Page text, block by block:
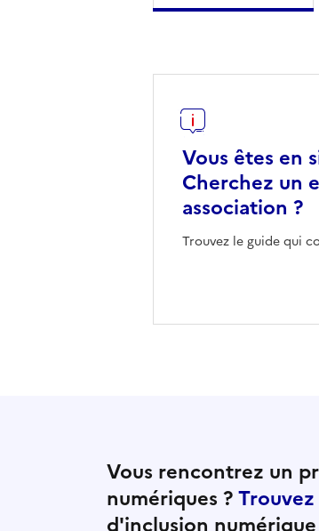
Vous êtes en
Cherchez un
association ?
Trouvez le guide qui
Vous rencontrez un
numériques ?